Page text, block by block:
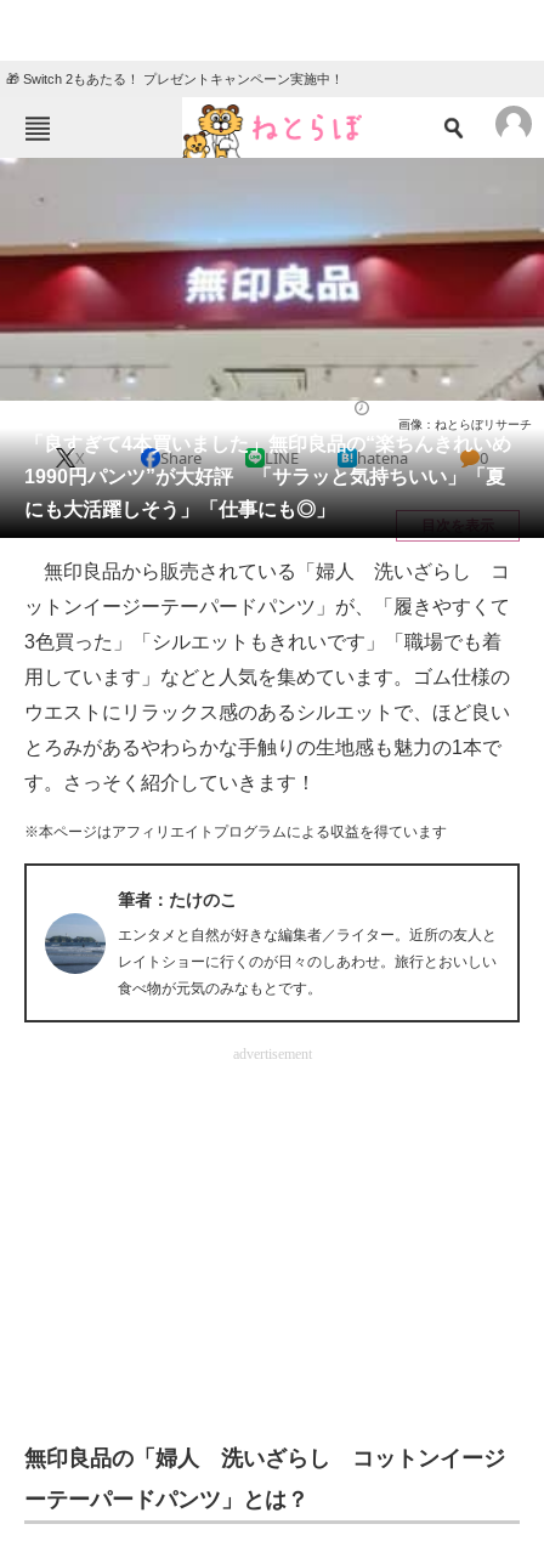
🎁 Switch 2もあたる！ プレゼントキャンペーン実施中！
TOP
エンタメ クイズ
地域
リサーチ
会員記事
メディア
注目記事を集めた総合ページ
ITの今と未来を見通す
スマホと通信の最新トレンド
進化するPCとデバイスの未来
好きが集まる 比べて選べる
企業ITのトレンドを詳説
経営リーダーのコミュニティ
「良すぎて4本買いました」無印良品の“楽ちんきれいめ
1990円パンツ”が大好評 「サラッと気持ちいい」「夏
にも大活躍しそう」「仕事にも◎」
画像：ねとらぼリサーチ
X Share LINE hatena 0
目次を表示
無印良品から販売されている「婦人 洗いざらし コ
ットンイージーテーパードパンツ」が、「履きやすくて
3色買った」「シルエットもきれいです」「職場でも着
用しています」などと人気を集めています。ゴム仕様の
ウエストにリラックス感のあるシルエットで、ほど良い
とろみがあるやわらかな手触りの生地感も魅力の1本で
す。さっそく紹介していきます！
※本ページはアフィリエイトプログラムによる収益を得ています
筆者：たけのこ
エンタメと自然が好きな編集者／ライター。近所の友人と
レイトショーに行くのが日々のしあわせ。旅行とおいしい
食べ物が元気のみなもとです。
advertisement
無印良品の「婦人 洗いざらし コットンイージ
ーテーパードパンツ」とは？